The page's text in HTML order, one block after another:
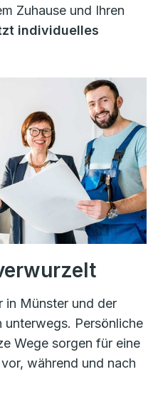
Zuhause und Ihren
individuelles
in Münster und der
unterwegs. Persönliche
Wege sorgen für eine
während und nach